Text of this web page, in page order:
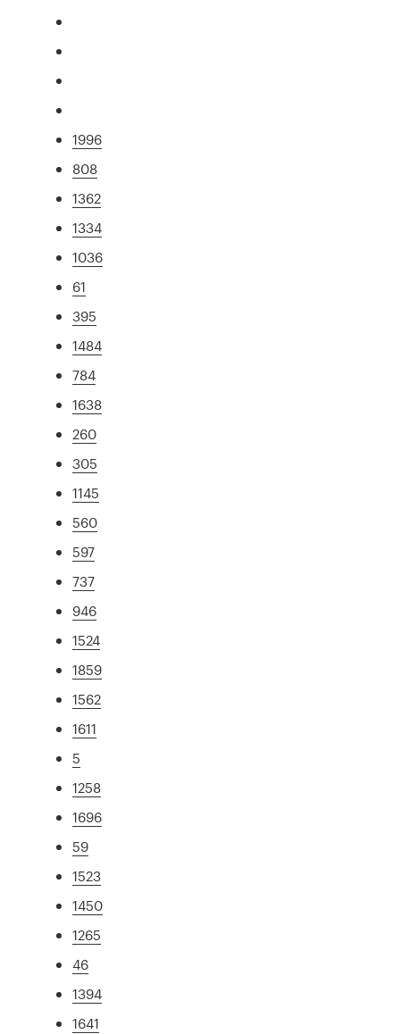
1996
808
1362
1334
1036
61
395
1484
784
1638
260
305
1145
560
597
737
946
1524
1859
1562
1611
5
1258
1696
59
1523
1450
1265
46
1394
1641